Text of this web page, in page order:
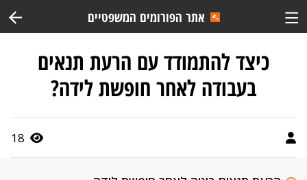
אתר הפורומים המשפטיים
כיצד להתמודד עם הרעת תנאים
בעבודה לאחר חופשת לידה?
18